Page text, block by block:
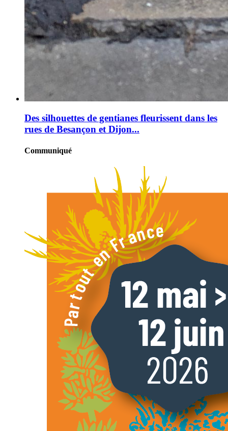
Des silhouettes de gentianes fleurissent dans les
rues de Besançon et Dijon...
Communiqué